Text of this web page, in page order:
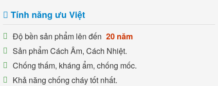
Tính năng ưu Việt
Độ bền sản phẩm lên đến 20 năm
Sản phẩm Cách Âm, Cách Nhiệt.
Chống thấm, kháng ẩm, chống mốc.
Khả năng chống cháy tốt nhất.